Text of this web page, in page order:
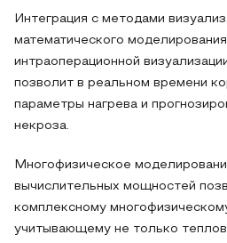
Интеграция с методами
математического
интраоперационной
позволит в реальном времени
параметры нагрева и
некроза.
Многофизическое
вычислительных мощностей
комплексному
учитывающему не только